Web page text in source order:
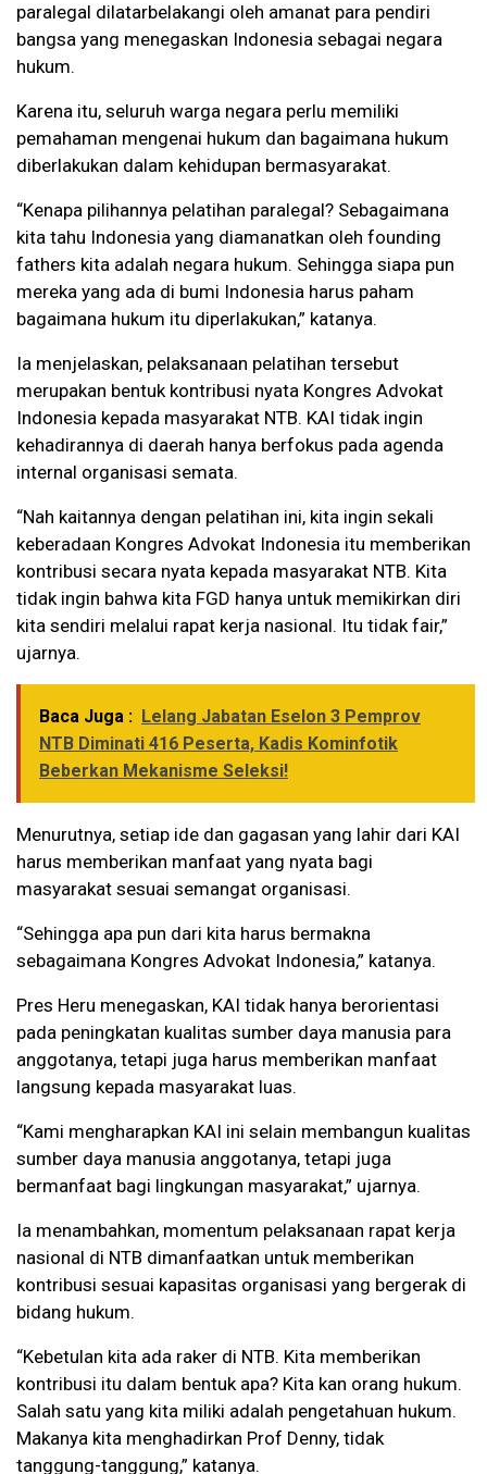
paralegal dilatarbelakangi oleh amanat para pendiri
bangsa yang menegaskan Indonesia sebagai negara
hukum.
Karena itu, seluruh warga negara perlu memiliki
pemahaman mengenai hukum dan bagaimana hukum
diberlakukan dalam kehidupan bermasyarakat.
“Kenapa pilihannya pelatihan paralegal? Sebagaimana
kita tahu Indonesia yang diamanatkan oleh founding
fathers kita adalah negara hukum. Sehingga siapa pun
mereka yang ada di bumi Indonesia harus paham
bagaimana hukum itu diperlakukan,” katanya.
Ia menjelaskan, pelaksanaan pelatihan tersebut
merupakan bentuk kontribusi nyata Kongres Advokat
Indonesia kepada masyarakat NTB. KAI tidak ingin
kehadirannya di daerah hanya berfokus pada agenda
internal organisasi semata.
“Nah kaitannya dengan pelatihan ini, kita ingin sekali
keberadaan Kongres Advokat Indonesia itu memberikan
kontribusi secara nyata kepada masyarakat NTB. Kita
tidak ingin bahwa kita FGD hanya untuk memikirkan diri
kita sendiri melalui rapat kerja nasional. Itu tidak fair,”
ujarnya.
Baca Juga : Lelang Jabatan Eselon 3 Pemprov
NTB Diminati 416 Peserta, Kadis Kominfotik
Beberkan Mekanisme Seleksi!
Menurutnya, setiap ide dan gagasan yang lahir dari KAI
harus memberikan manfaat yang nyata bagi
masyarakat sesuai semangat organisasi.
“Sehingga apa pun dari kita harus bermakna
sebagaimana Kongres Advokat Indonesia,” katanya.
Pres Heru menegaskan, KAI tidak hanya berorientasi
pada peningkatan kualitas sumber daya manusia para
anggotanya, tetapi juga harus memberikan manfaat
langsung kepada masyarakat luas.
“Kami mengharapkan KAI ini selain membangun kualitas
sumber daya manusia anggotanya, tetapi juga
bermanfaat bagi lingkungan masyarakat,” ujarnya.
Ia menambahkan, momentum pelaksanaan rapat kerja
nasional di NTB dimanfaatkan untuk memberikan
kontribusi sesuai kapasitas organisasi yang bergerak di
bidang hukum.
“Kebetulan kita ada raker di NTB. Kita memberikan
kontribusi itu dalam bentuk apa? Kita kan orang hukum.
Salah satu yang kita miliki adalah pengetahuan hukum.
Makanya kita menghadirkan Prof Denny, tidak
tanggung-tanggung,” katanya.